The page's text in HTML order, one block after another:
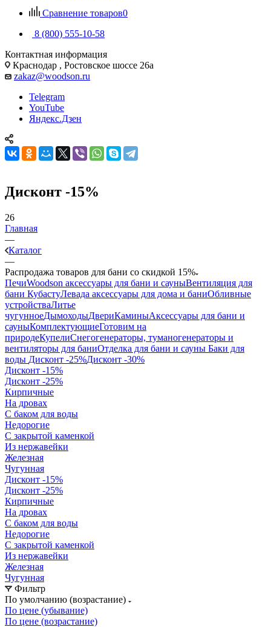
Сравнение товаров0
8 (800) 555-10-58
Контактная информация
Краснодар , Ростовское шоссе 26а
zakaz@woodson.ru
Telegram
YouTube
Яндекс.Дзен
Дисконт -15%
26
Главная
—
Каталог
—
Распродажа товаров для бани со скидкой 15%
ПечиWoodson аксессуары для бани и сауныВентиляция для
бани КубастуЛевада аксессуары для дома и баниОбливные
устройстваЛитье
чугунноеДымоходыДвериКаминыАксессуары для бани и
сауныКомплектующиеГотовим на
природеКупелиСнегогенераторы, туманогенераторы и
вентиляторы для баниОтделка для бани и сауны Баки для
воды Дисконт -25%Дисконт -30%
Дисконт -15%
Дисконт -25%
Кирпичные
На дровах
С баком для воды
Недорогие
С закрытой каменкой
Из нержавейки
Железная
Чугунная
Дисконт -15%
Дисконт -25%
Кирпичные
На дровах
С баком для воды
Недорогие
С закрытой каменкой
Из нержавейки
Железная
Чугунная
Фильтр
По умолчанию (возрастание)
По цене (убывание)
По цене (возрастание)